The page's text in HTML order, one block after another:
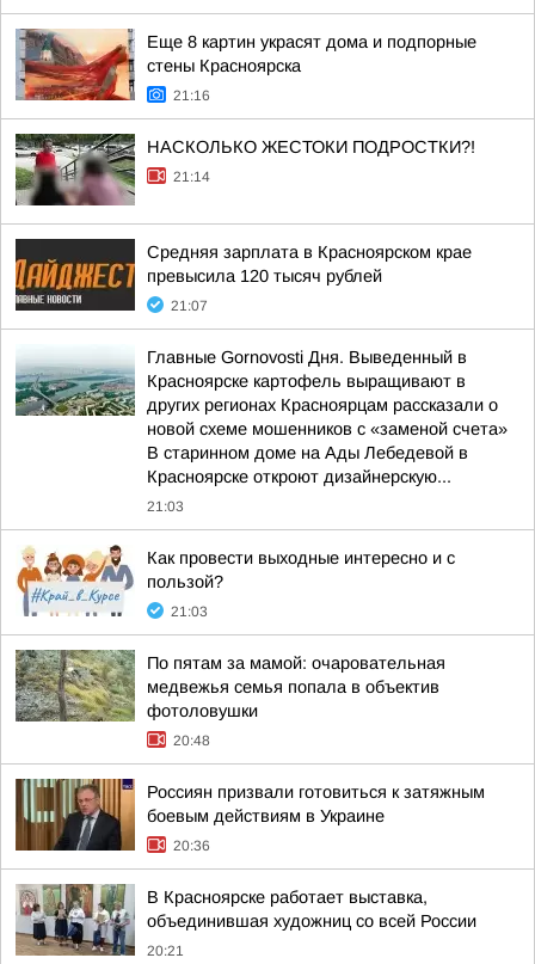
Еще 8 картин украсят дома и подпорные
стены Красноярска
21:16
НАСКОЛЬКО ЖЕСТОКИ ПОДРОСТКИ?!
21:14
Средняя зарплата в Красноярском крае
превысила 120 тысяч рублей
21:07
Главные Gornovosti Дня. Выведенный в
Красноярске картофель выращивают в
других регионах Красноярцам рассказали о
новой схеме мошенников с «заменой счета»
В старинном доме на Ады Лебедевой в
Красноярске откроют дизайнерскую...
21:03
Как провести выходные интересно и с
пользой?
21:03
По пятам за мамой: очаровательная
медвежья семья попала в объектив
фотоловушки
20:48
Россиян призвали готовиться к затяжным
боевым действиям в Украине
20:36
В Красноярске работает выставка,
объединившая художниц со всей России
20:21